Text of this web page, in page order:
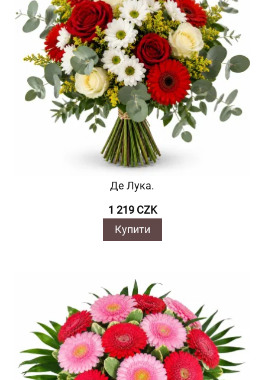
Де Лука.
1 219 CZK
Купити